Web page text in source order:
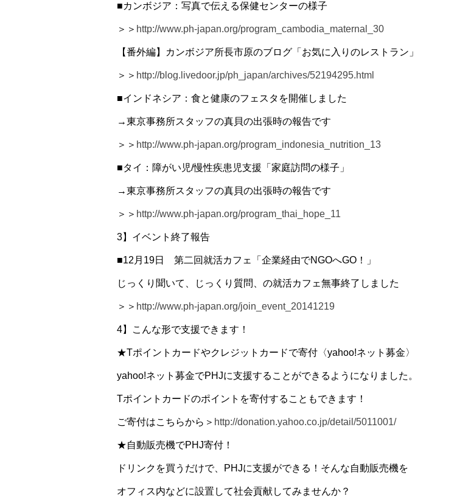
■カンボジア：写真で伝える保健センターの様子
＞＞ http://www.ph-japan.org/program_cambodia_maternal_30
【番外編】カンボジア所長市原のブログ「お気に入りのレストラン」
＞＞ http://blog.livedoor.jp/ph_japan/archives/52194295.html
■インドネシア：食と健康のフェスタを開催しました
→東京事務所スタッフの真貝の出張時の報告です
＞＞ http://www.ph-japan.org/program_indonesia_nutrition_13
■タイ：障がい児/慢性疾患児支援「家庭訪問の様子」
→東京事務所スタッフの真貝の出張時の報告です
＞＞ http://www.ph-japan.org/program_thai_hope_11
3】イベント終了報告
■12月19日 第二回就活カフェ「企業経由でNGOへGO！」
じっくり聞いて、じっくり質問、の就活カフェ無事終了しました
＞＞ http://www.ph-japan.org/join_event_20141219
4】こんな形で支援できます！
★Tポイントカードやクレジットカードで寄付〈yahoo!ネット募金〉
yahoo!ネット募金でPHJに支援することができるようになりました。
Tポイントカードのポイントを寄付することもできます！
ご寄付はこちらから＞ http://donation.yahoo.co.jp/detail/5011001/
★自動販売機でPHJ寄付！
ドリンクを買うだけで、PHJに支援ができる！そんな自動販売機を
オフィス内などに設置して社会貢献してみませんか？